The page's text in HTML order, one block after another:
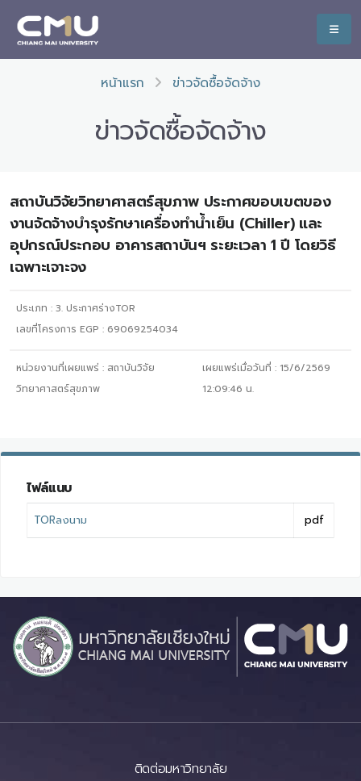
หน้าแรก ข่าวจัดซื้อจัดจ้าง
ข่าวจัดซื้อจัดจ้าง
สถาบันวิจัยวิทยาศาสตร์สุขภาพ ประกาศขอบเขตของ
งานจัดจ้างบำรุงรักษาเครื่องทำน้ำเย็น (Chiller) และ
อุปกรณ์ประกอบ อาคารสถาบันฯ ระยะเวลา 1 ปี โดยวิธี
เฉพาะเจาะจง
ประเภท : 3. ประกาศร่างTOR
เลขที่โครงการ EGP : 69069254034
หน่วยงานที่เผยแพร่ : สถาบันวิจัย
วิทยาศาสตร์สุขภาพ
เผยแพร่เมื่อวันที่ : 15/6/2569
12:09:46 น.
ไฟล์แนบ
TORลงนาม pdf
ติดต่อมหาวิทยาลัย